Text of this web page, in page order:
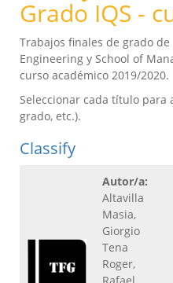
Grado IQS -
Trabajos finales de grado
Engineering y School of
curso académico 2019/2020.
Seleccionar cada título
grado, etc.).
Classify
Autor/a:
Altavilla
Masia,
Giorgio
Tena
Roger,